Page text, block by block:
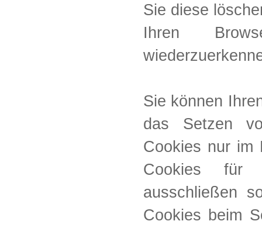
Sie diese
Ihren
Sie können
das Setzen
Cookies nur im
Cookies für
ausschließen
Cookies beim